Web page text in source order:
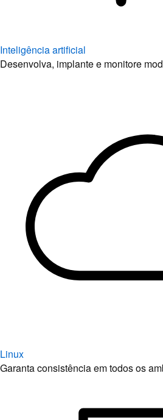
Inteligência artificial
Desenvolva, implante e monitore
Linux
Garanta consistência em todos os